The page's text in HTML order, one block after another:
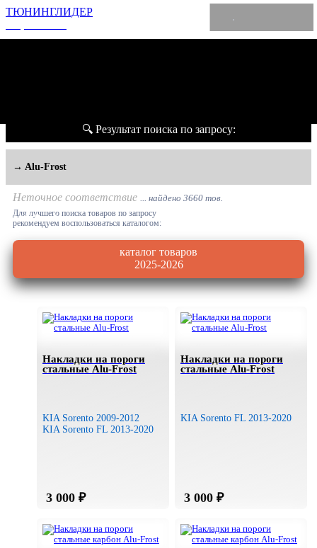
ТЮНИНГЛИДЕР
🔍 Результат поиска по запросу:
→ Alu-Frost
Неточное соответствие ... найдено 3660 тов.
Для лучшего поиска товаров по запросу
"Alu-Frost"
рекомендуем воспользоваться каталогом:
каталог товаров
2025-2026
Накладки на пороги
стальные Alu-Frost
KIA Sorento 2009-2012
KIA Sorento FL 2013-2020
Накладки на пороги
стальные Alu-Frost
KIA Sorento FL 2013-2020